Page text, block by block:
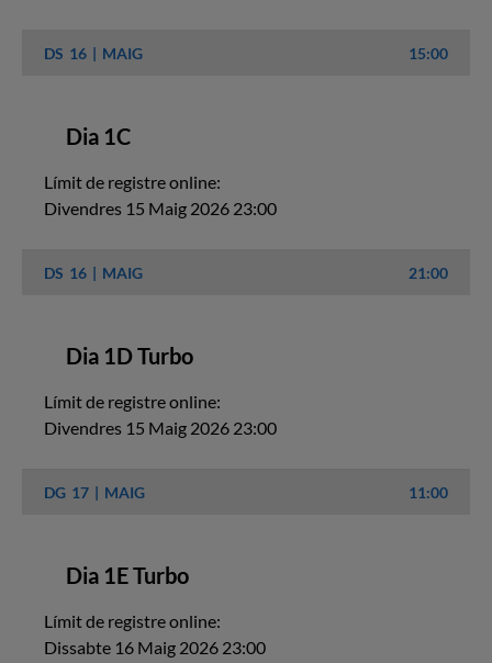
DS 16 MAIG 15:00
Dia 1C
Límit de registre online:
Divendres 15 Maig 2026 23:00
DS 16 MAIG 21:00
Dia 1D Turbo
Límit de registre online:
Divendres 15 Maig 2026 23:00
DG 17 MAIG 11:00
Dia 1E Turbo
Límit de registre online:
Dissabte 16 Maig 2026 23:00